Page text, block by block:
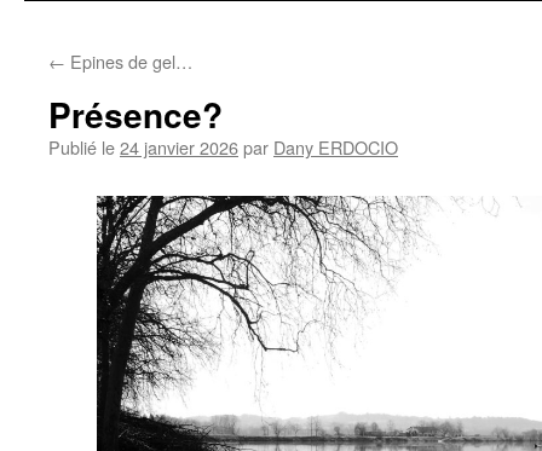
← Epines de gel…
Présence?
Publié le24 janvier 2026par Dany ERDOCIO